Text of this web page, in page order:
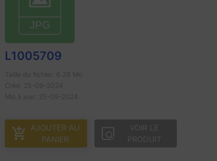
L1005709
AJOUTER AU
PANIER
VOIR LE
PRODUIT